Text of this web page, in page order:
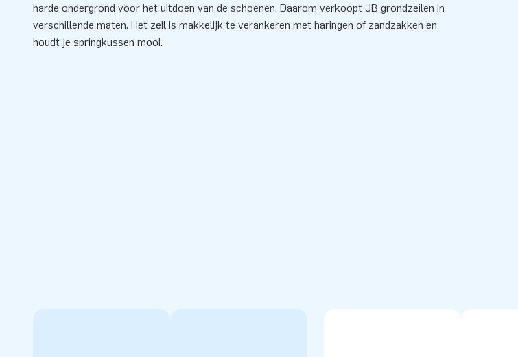
harde ondergrond voor het uitdoen van de schoenen. Daarom verkoopt JB grondzeilen in
verschillende maten. Het zeil is makkelijk te verankeren met haringen of zandzakken en
houdt je springkussen mooi.